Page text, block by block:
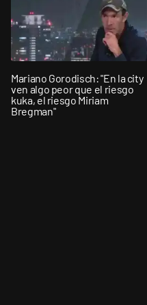
Mariano Gorodisch: "En la city
ven algo peor que el riesgo
kuka, el riesgo Miriam
Bregman"